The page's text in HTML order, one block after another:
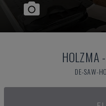
HOLZMA-
DE-SAW-